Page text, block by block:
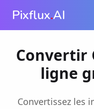
Pixflux.AI
Convertir
ligne
Convertissez les